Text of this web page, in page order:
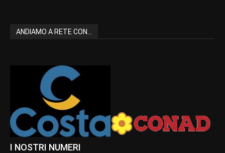
ANDIAMO A RETE CON...
I NOSTRI NUMERI